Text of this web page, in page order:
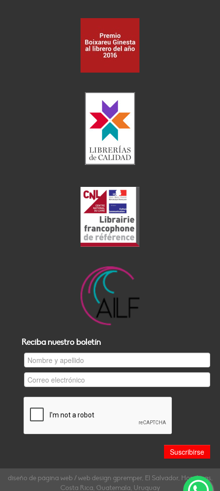
Reciba nuestro boletín
diseño de página web / web design gpremper, El Salvador, Honduras,
Costa Rica, Guatemala, Uruguay